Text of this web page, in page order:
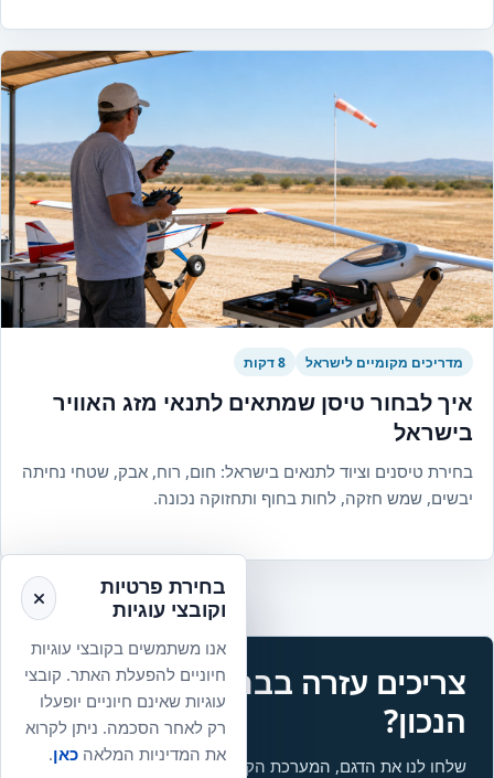
מדריכים מקומיים לישראל 8 דקות
איך לבחור טיסן שמתאים לתנאי מזג האוויר
בישראל
בחירת טיסנים וציוד לתנאים בישראל: חום, רוח, אבק, שטחי נחיתה
יבשים, שמש חזקה, לחות בחוף ותחזוקה נכונה.
צריכים עזרה בבחירת החלק
הנכון?
שלחו לנו את הדגם, המערכת הקיימת והשימוש המתוכנן. נעזור
בחירת פרטיות
וקובצי עוגיות
אנו משתמשים בקובצי עוגיות
חיוניים להפעלת האתר. קובצי
עוגיות שאינם חיוניים יופעלו
רק לאחר הסכמה. ניתן לקרוא
את המדיניות המלאה כאן.